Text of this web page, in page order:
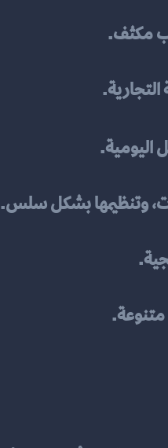
مكثف.
اليومية.
وتنظيمها بشكل سلس.